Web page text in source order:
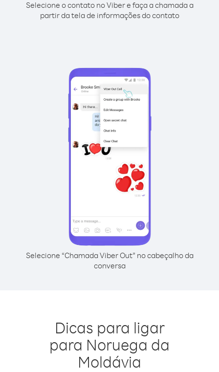
Selecione o contato no Viber e faça a chamada a
partir da tela de informações do contato
Selecione “Chamada Viber Out” no cabeçalho da
conversa
Dicas para ligar
para Noruega da
Moldávia